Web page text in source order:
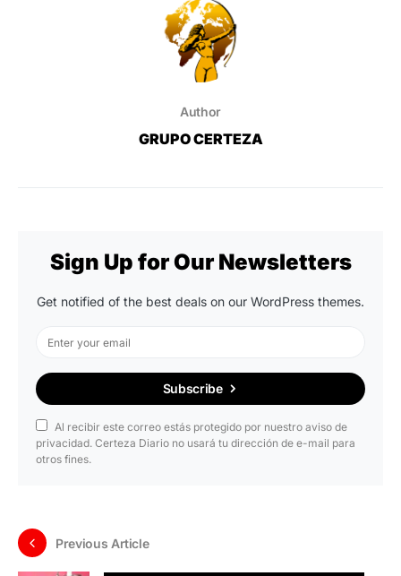
Author
GRUPO CERTEZA
Sign Up for Our Newsletters
Get notified of the best deals on our WordPress themes.
Subscribe
Al recibir este correo estás protegido por nuestro aviso de
privacidad. Certeza Diario no usará tu dirección de e-mail para
otros fines.
Previous Article